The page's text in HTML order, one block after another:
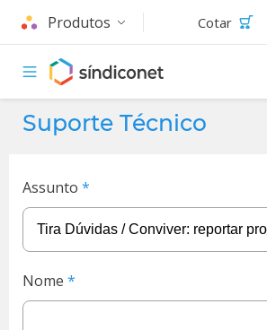
Produtos Cotar
Suporte Técnico
Assunto
Nome